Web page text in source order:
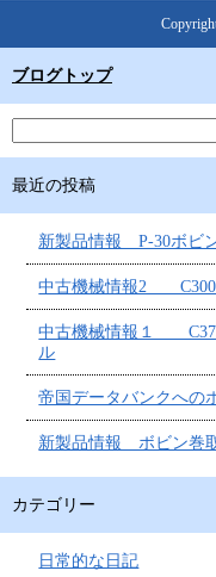
ブログトップ
最近の投稿
新製品情報 P-30ボビ
中古機械情報2 C300
中古機械情報１
ル
帝国データバンクへの
新製品情報 ボビン巻
カテゴリー
日常的な日記